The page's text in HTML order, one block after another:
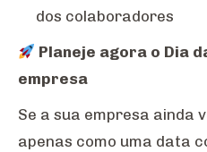
dos colaboradores
Planeje agora o Dia
empresa
Se a sua empresa ainda
apenas como uma data